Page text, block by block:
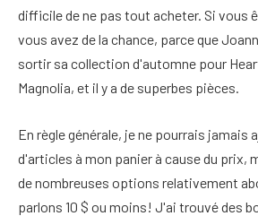
difficile de ne pas tout acheter. Si vous
vous avez de la chance, parce que
sortir sa collection d'automne pour
Magnolia, et il y a de superbes pièces.
En règle générale, je ne pourrais jamais
d'articles à mon panier à cause du prix,
de nombreuses options relativement
parlons 10 $ ou moins! J'ai trouvé des